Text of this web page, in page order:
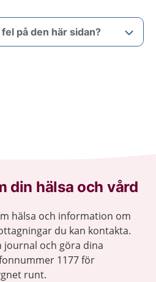
på den här sidan?
din hälsa och vård
hälsa och information om
du kan kontakta.
journal och göra dina
1177 för
runt.